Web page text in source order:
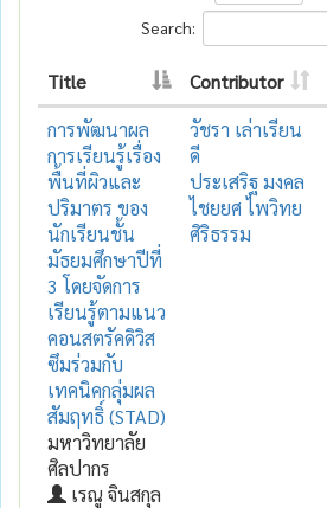
Search:
Title Contributor
การพัฒนาผล
การเรียนรู้เรื่อง
พื้นที่ผิวและ
ปริมาตร ของ
นักเรียนชั้น
มัธยมศึกษาปีที่
3 โดยจัดการ
เรียนรู้ตามแนว
คอนสตรัคดิวิส
ซึมร่วมกับ
เทคนิคกลุ่มผล
สัมฤทธิ์ (STAD)
มหาวิทยาลัย
ศิลปากร
เรณู จินสกุล
วัชรา เล่าเรียน
ดี
ประเสริฐ มงคล
ไชยยศ ไพวิทย
ศิริธรรม